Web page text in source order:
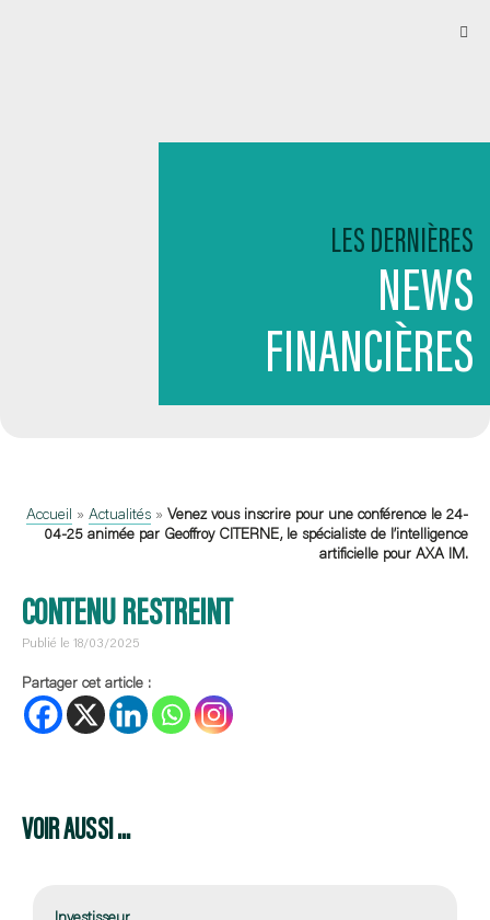
LES DERNIÈRES
NEWS
FINANCIÈRES
Accueil » Actualités » Venez vous inscrire pour une conférence le 24-
04-25 animée par Geoffroy CITERNE, le spécialiste de l’intelligence
artificielle pour AXA IM.
CONTENU RESTREINT
Publié le 18/03/2025
Partager cet article :
VOIR AUSSI ...